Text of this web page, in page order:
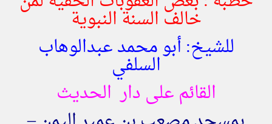
خالف السنة النبوية
للشيخ: أبو محمد عبدالوهاب
السلفي
القائم على دار الحديث